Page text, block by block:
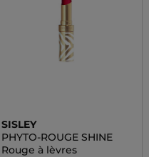
SISLEY
PHYTO-ROUGE SHINE
Rouge à lèvres